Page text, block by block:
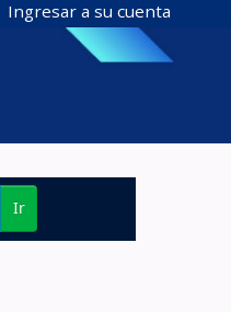
Ingresar a su cuenta
Ir